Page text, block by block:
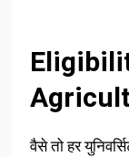
वैसे तो हर